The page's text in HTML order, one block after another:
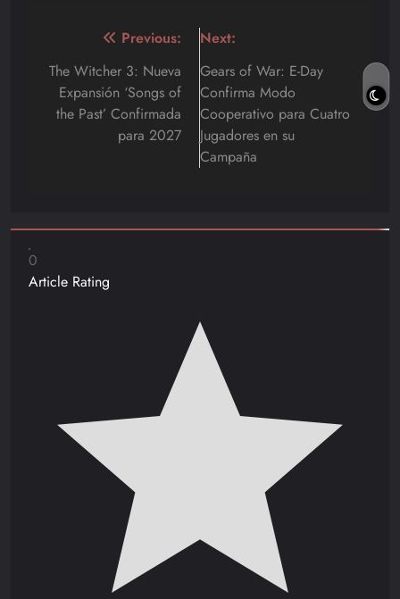
Navegación
de
entradas
Previous:
The Witcher 3: Nueva
Expansión ‘Songs of
the Past’ Confirmada
para 2027
Next:
Gears of War: E-Day
Confirma Modo
Cooperativo para Cuatro
Jugadores en su
Campaña
0
Article Rating